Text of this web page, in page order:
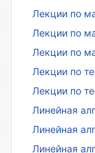
Лекции по
Лекции по
Лекции по
Лекции по
Лекции по
Линейная
Линейная
Линейная